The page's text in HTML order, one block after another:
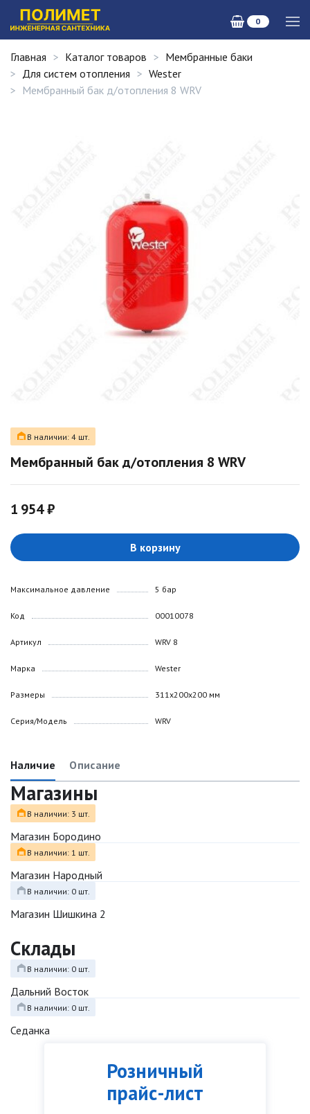
0
Розничный
прайс-лист
Главная Каталог товаров
Мембранные баки
Для систем отопления
Wester
Мембранный бак д/отопления 8 WRV
В наличии: 4 шт.
Мембранный бак д/отопления 8 WRV
1 954 ₽
В корзину
Максимальное давление
Код
Артикул
Марка
Размеры
Серия/Модель
5 бар
00010078
WRV 8
Wester
311х200х200 мм
WRV
Наличие Описание
Магазины
В наличии: 3 шт.
Магазин Бородино
В наличии: 1 шт.
Магазин Народный
В наличии: 0 шт.
Магазин Шишкина 2
Склады
В наличии: 0 шт.
Дальний Восток
В наличии: 0 шт.
Седанка